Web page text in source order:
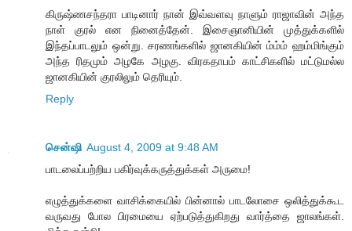
கிருஷ்ணசந்தரா பாடினார் நான் இவ்வளவு நாளும் ராஜாவின் அந்த
நாள் குரல் என நினைத்தேன். இசைஞானியின் முத்துக்களில்
இந்தப்பாடலும் ஒன்று. சரணங்களில் ஜானகியின் ம்ம்ம் ஹம்மிங்கும்
அந்த ரிதமும் அழகே அழகு. விரகதாபம் காட்சிகளில் மட்டுமல்ல
ஜானகியின் குரலிலும் தெரியும்.
Reply
சென்ஷி August 4, 2009 at 9:48 AM
பாடலைப்பற்றிய பகிர்வுக்கருத்துக்கள் அருமை!
எழுத்துக்களை வாசிக்கையில் பின்னால் பாடலோசை ஒலித்துக்கூட
வருவது போல பிரமையை ஏற்படுத்துகிறது வார்த்தை ஜாலங்கள்.